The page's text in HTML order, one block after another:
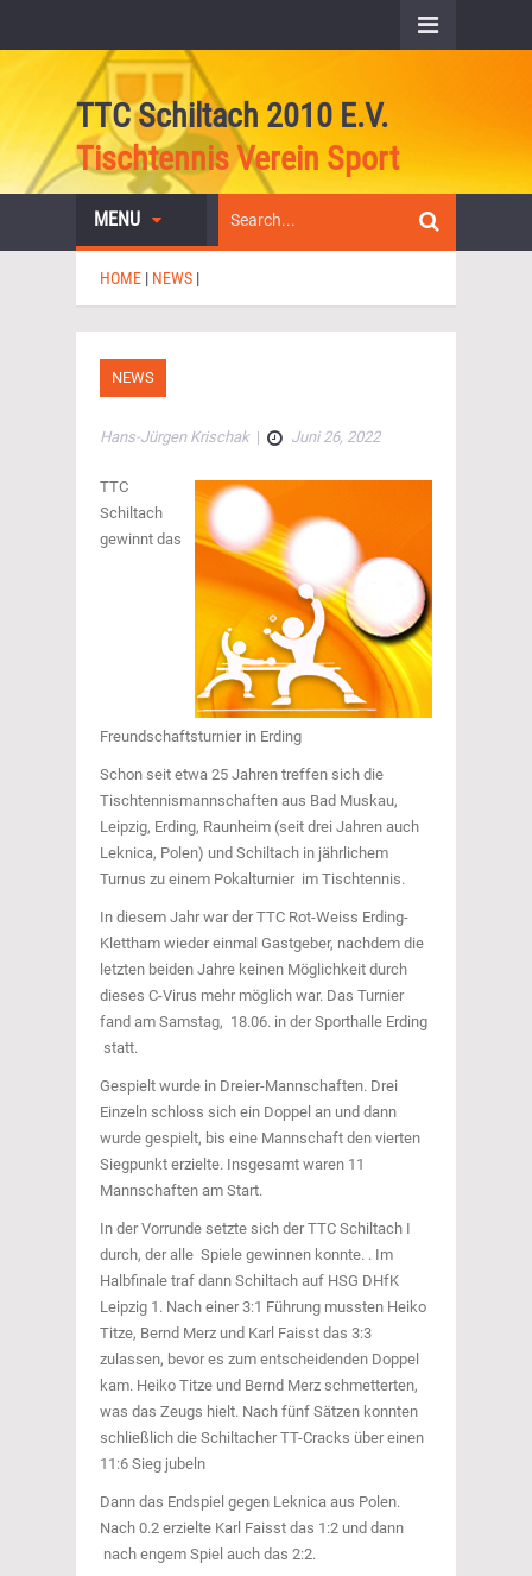
TTC Schiltach 2010 E.V.
Tischtennis Verein Sport
MENU
HOME | NEWS |
NEWS
Hans-Jürgen Krischak| Juni 26, 2022
TTC
Schiltach
gewinnt das
Freundschaftsturnier in Erding
Schon seit etwa 25 Jahren treffen sich die
Tischtennismannschaften aus Bad Muskau,
Leipzig, Erding, Raunheim (seit drei Jahren auch
Leknica, Polen) und Schiltach in jährlichem
Turnus zu einem Pokalturnier im Tischtennis.
In diesem Jahr war der TTC Rot-Weiss Erding-
Klettham wieder einmal Gastgeber, nachdem die
letzten beiden Jahre keinen Möglichkeit durch
dieses C-Virus mehr möglich war. Das Turnier
fand am Samstag, 18.06. in der Sporthalle Erding
statt.
Gespielt wurde in Dreier-Mannschaften. Drei
Einzeln schloss sich ein Doppel an und dann
wurde gespielt, bis eine Mannschaft den vierten
Siegpunkt erzielte. Insgesamt waren 11
Mannschaften am Start.
In der Vorrunde setzte sich der TTC Schiltach I
durch, der alle Spiele gewinnen konnte. . Im
Halbfinale traf dann Schiltach auf HSG DHfK
Leipzig 1. Nach einer 3:1 Führung mussten Heiko
Titze, Bernd Merz und Karl Faisst das 3:3
zulassen, bevor es zum entscheidenden Doppel
kam. Heiko Titze und Bernd Merz schmetterten,
was das Zeugs hielt. Nach fünf Sätzen konnten
schließlich die Schiltacher TT-Cracks über einen
11:6 Sieg jubeln
Dann das Endspiel gegen Leknica aus Polen.
Nach 0.2 erzielte Karl Faisst das 1:2 und dann
nach engem Spiel auch das 2:2.